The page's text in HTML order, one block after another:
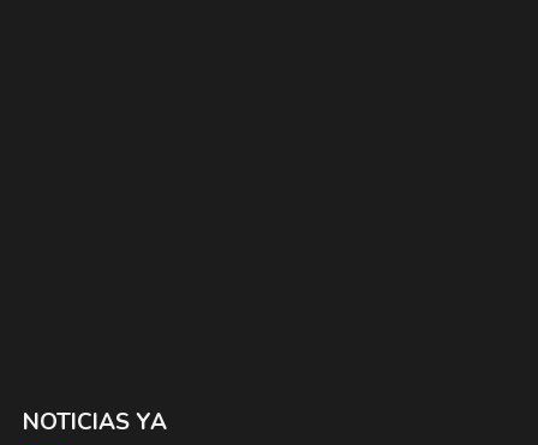
NOTICIAS YA